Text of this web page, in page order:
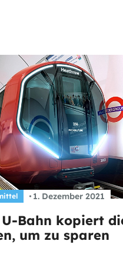
1. Dezember 2021
U-Bahn kopiert
um zu sparen